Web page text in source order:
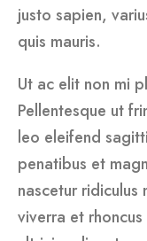
justo sapien,
quis mauris.
Ut ac elit non mi
Pellentesque ut
leo eleifend
penatibus et
nascetur ridiculus
viverra et